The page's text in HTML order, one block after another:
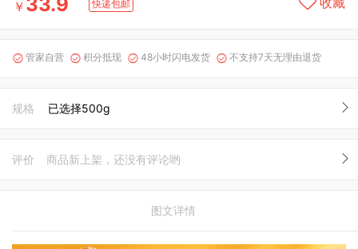
￥ 快递包邮
 管家自营  积分抵现  48小时闪电发货  不支持7天无理由退货
规格 已选择500g
评价 商品新上架，还没有评论哟
图文详情